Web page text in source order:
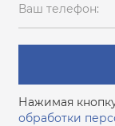
Ваш телефон:
Нажимая
обработки